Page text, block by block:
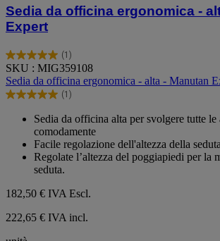
Sedia da officina ergonomica -
Expert
(1)
5.0
su
5
stelle.
recensione
SKU : MIG359108
Sedia da officina ergonomica - alta - Manutan
(1)
5.0
recensione
Sedia da officina alta per svolgere tutte le
comodamente
Facile regolazione dell'altezza della
Regolate l’altezza del poggiapiedi per la
seduta.
182,50 € IVA Escl.
222,65 € IVA incl.